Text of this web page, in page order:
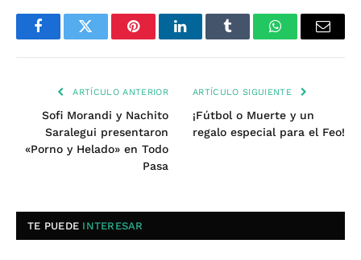
FacebookTwitter PinterestLinkedInTumblr WhatsAppEmail
ARTÍCULO ANTERIOR
Sofi Morandi y Nachito
Saralegui presentaron
«Porno y Helado» en Todo
Pasa
ARTÍCULO SIGUIENTE
¡Fútbol o Muerte y un
regalo especial para el Feo!
TE PUEDE INTERESAR